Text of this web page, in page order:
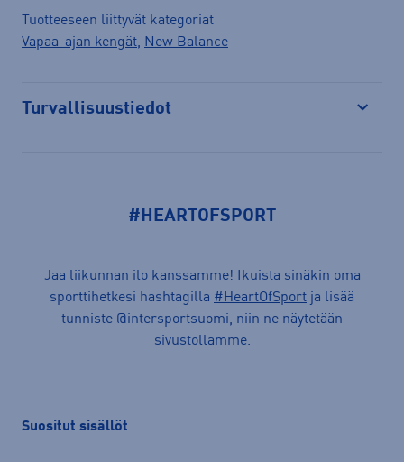
Tuotteeseen liittyvät kategoriat
Vapaa-ajan kengät, New Balance
Turvallisuustiedot
#HEARTOFSPORT
Jaa liikunnan ilo kanssamme! Ikuista sinäkin oma
sporttihetkesi hashtagilla #HeartOfSport ja lisää
tunniste @intersportsuomi, niin ne näytetään
sivustollamme.
Suositut sisällöt